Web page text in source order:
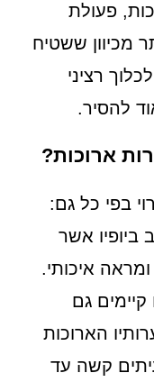
פעולת
מכיוון ששטיח
רציני
להסיר.
ארוכות?
בפי כל גם:
ביופיו אשר
איכותי.
גם
הארוכות
קשה עד